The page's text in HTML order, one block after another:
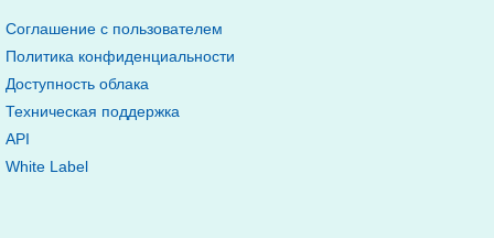
Соглашение с пользователем
Политика конфиденциальности
Доступность облака
Техническая поддержка
API
White Label